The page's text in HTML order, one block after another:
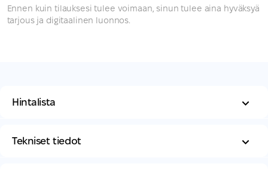
Ennen kuin tilauksesi tulee voimaan, sinun tulee aina hyväksyä
tarjous ja digitaalinen luonnos.
Hintalista
Tekniset tiedot